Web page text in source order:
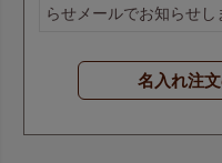
らせメールでお知らせし
名入れ注